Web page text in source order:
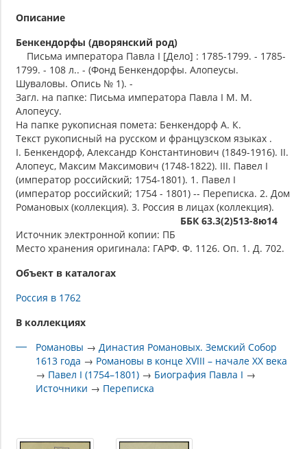
Описание
Бенкендорфы (дворянский род)
Письма императора Павла I [Дело] : 1785-1799. - 1785-
1799. - 108 л.. - (Фонд Бенкендорфы. Алопеусы.
Шуваловы. Опись № 1). -
Загл. на папке: Письма императора Павла I М. М.
Алопеусу.
На папке рукописная помета: Бенкендорф А. К.
Текст рукописный на русском и французском языках .
I. Бенкендорф, Александр Константинович (1849-1916). II.
Алопеус, Максим Максимович (1748-1822). III. Павел I
(император российский; 1754-1801). 1. Павел I
(император российский; 1754 - 1801) -- Переписка. 2. Дом
Романовых (коллекция). 3. Россия в лицах (коллекция).
ББК 63.3(2)513-8ю14
Источник электронной копии: ПБ
Место хранения оригинала: ГАРФ. Ф. 1126. Оп. 1. Д. 702.
Объект в каталогах
Россия в 1762
В коллекциях
Романовы → Династия Романовых. Земский Собор
1613 года → Романовы в конце XVIII – начале XX века
→ Павел I (1754–1801) → Биография Павла I →
Источники → Переписка